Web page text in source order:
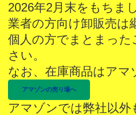
2026年2月末をもちま
業者の方向け卸販売は
個人の方でまとまっ
さい。
なお、在庫商品はア
アマゾンの売り場へ
アマゾンでは弊社以